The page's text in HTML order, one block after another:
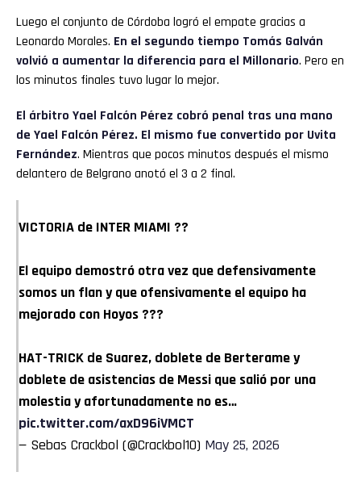
Luego el conjunto de Córdoba logró el empate gracias a
Leonardo Morales. En el segundo tiempo Tomás Galván
volvió a aumentar la diferencia para el Millonario. Pero en
los minutos finales tuvo lugar lo mejor.
El árbitro Yael Falcón Pérez cobró penal tras una mano
de Yael Falcón Pérez. El mismo fue convertido por Uvita
Fernández. Mientras que pocos minutos después el mismo
delantero de Belgrano anotó el 3 a 2 final.
VICTORIA de INTER MIAMI ??
El equipo demostró otra vez que defensivamente
somos un flan y que ofensivamente el equipo ha
mejorado con Hoyos ???
HAT-TRICK de Suarez, doblete de Berterame y
doblete de asistencias de Messi que salió por una
molestia y afortunadamente no es…
pic.twitter.com/axD96iVMCT
— Sebas Crackbol (@Crackbol10) May 25, 2026